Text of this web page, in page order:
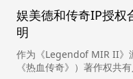
娱美德和传奇IP授权
明
作为《Legendof MIR II》
《热血传奇》）著作权共